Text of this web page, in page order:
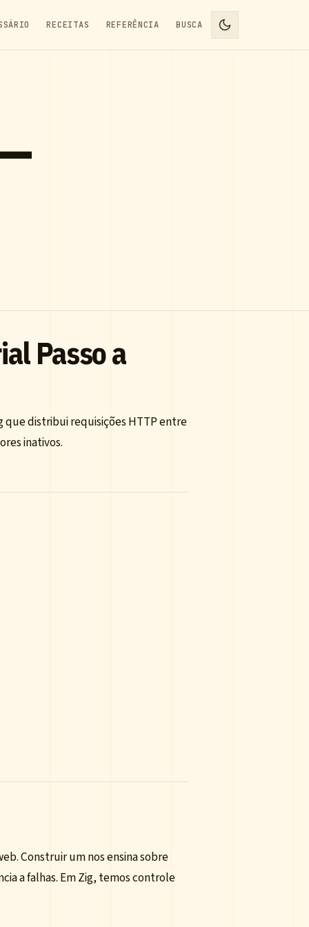
RECEITAS REFERÊNCIA BUSCA
Passo a
que distribui requisições HTTP entre
inativos.
Construir um nos ensina sobre
a falhas. Em Zig, temos controle